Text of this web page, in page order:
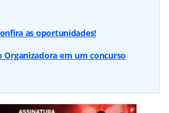
as oportunidades!
Organizadora em um concurso